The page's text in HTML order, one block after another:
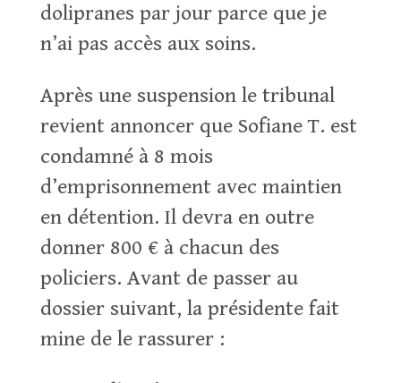
dolipranes par jour parce que je
n’ai pas accès aux soins.
Après une suspension le tribunal
revient annoncer que Sofiane T. est
condamné à 8 mois
d’emprisonnement avec maintien
en détention. Il devra en outre
donner 800 € à chacun des
policiers. Avant de passer au
dossier suivant, la présidente fait
mine de le rassurer :